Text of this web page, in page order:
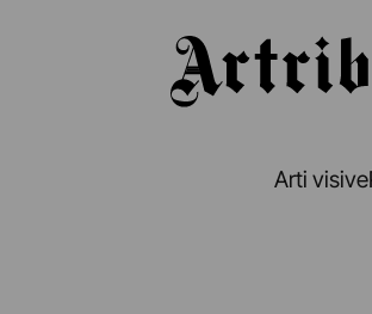
Arti visive